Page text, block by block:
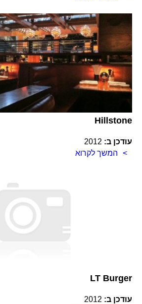
Hillstone
עודכן ב: 2012
המשך לקרוא
LT Burger
עודכן ב: 2012